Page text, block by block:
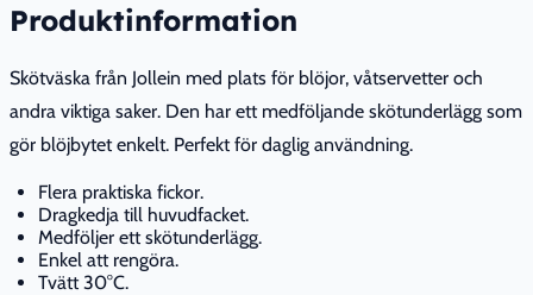
Produktinformation
Skötväska från Jollein med plats för blöjor, våtservetter och
andra viktiga saker. Den har ett medföljande skötunderlägg som
gör blöjbytet enkelt. Perfekt för daglig användning.
Flera praktiska fickor.
Dragkedja till huvudfacket.
Medföljer ett skötunderlägg.
Enkel att rengöra.
Tvätt 30°C.